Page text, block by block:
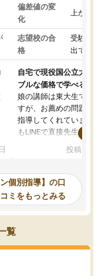
偏差値の変
化
上がった
志望校の合
格
受験して
出ていな
自宅で現役国公立大学生
ブルな価格で学べる
娘の講師は東大生では無
すが、お薦めの問題集や
指導してくれています。
もLINEで直接先生に質問
めれるので、個人に合
いなのがあり(有料)、受
ことをどんなスケジュー
くか相談したのですが、
ち期待したものではなく
くなってきたようなので
投稿日：
個別指導】の口
コミをもっとみる
覧